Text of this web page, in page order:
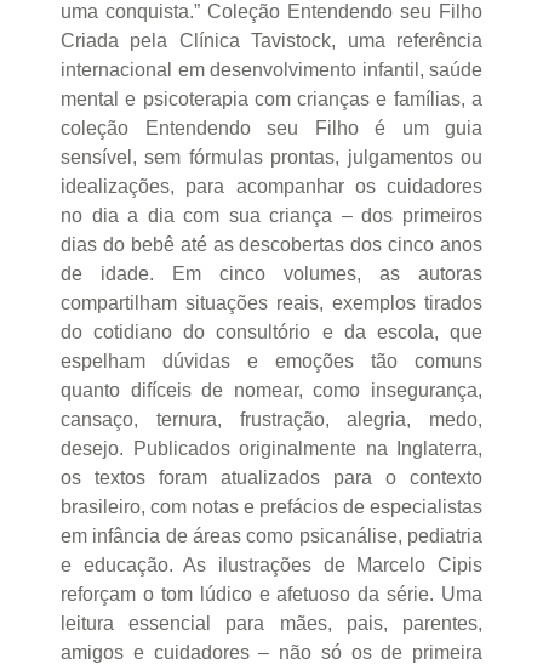
uma conquista.” Coleção Entendendo seu Filho
Criada pela Clínica Tavistock, uma referência
internacional em desenvolvimento infantil, saúde
mental e psicoterapia com crianças e famílias, a
coleção Entendendo seu Filho é um guia
sensível, sem fórmulas prontas, julgamentos ou
idealizações, para acompanhar os cuidadores
no dia a dia com sua criança – dos primeiros
dias do bebê até as descobertas dos cinco anos
de idade. Em cinco volumes, as autoras
compartilham situações reais, exemplos tirados
do cotidiano do consultório e da escola, que
espelham dúvidas e emoções tão comuns
quanto difíceis de nomear, como insegurança,
cansaço, ternura, frustração, alegria, medo,
desejo. Publicados originalmente na Inglaterra,
os textos foram atualizados para o contexto
brasileiro, com notas e prefácios de especialistas
em infância de áreas como psicanálise, pediatria
e educação. As ilustrações de Marcelo Cipis
reforçam o tom lúdico e afetuoso da série. Uma
leitura essencial para mães, pais, parentes,
amigos e cuidadores – não só os de primeira